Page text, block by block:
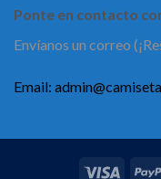
Ponte en contacto
Envíanos un correo
Email: